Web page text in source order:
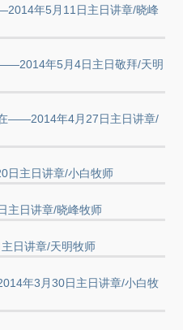
年5月11日主日讲章/晓峰
年5月4日主日敬拜/天明
——2014年4月27日主日讲章/
主日讲章/小白牧师
日讲章/晓峰牧师
日讲章/天明牧师
年3月30日主日讲章/小白牧